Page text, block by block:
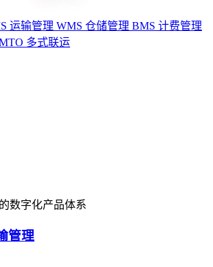
运输管理 WMS 仓储管理 BMS 计费管理
多式联运
数字化产品体系
管理